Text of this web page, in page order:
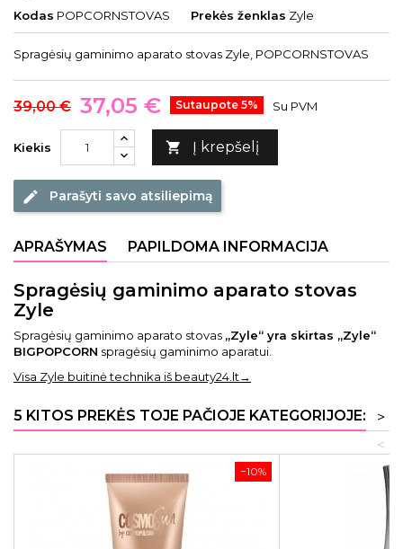
Kodas POPCORNSTOVAS Prekės ženklas Zyle
Spragėsių gaminimo aparato stovas Zyle, POPCORNSTOVAS
39,00 € 37,05 € Sutaupote 5% Su PVM
Kiekis  Į krepšelį
edit Parašyti savo atsiliepimą
APRAŠYMAS PAPILDOMA INFORMACIJA
Spragėsių gaminimo aparato stovas
Zyle
Spragėsių gaminimo aparato stovas „Zyle“ yra skirtas „Zyle“
BIGPOPCORN spragėsių gaminimo aparatui.
Visa Zyle buitinė technika iš beauty24.lt→
5 KITOS PREKĖS TOJE PAČIOJE KATEGORIJOJE:
>
<
−10%